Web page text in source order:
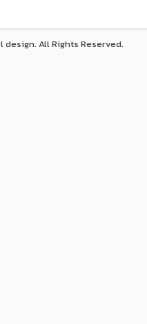
All Rights Reserved.